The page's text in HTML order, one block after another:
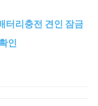
터리충전 견인 잠금
인